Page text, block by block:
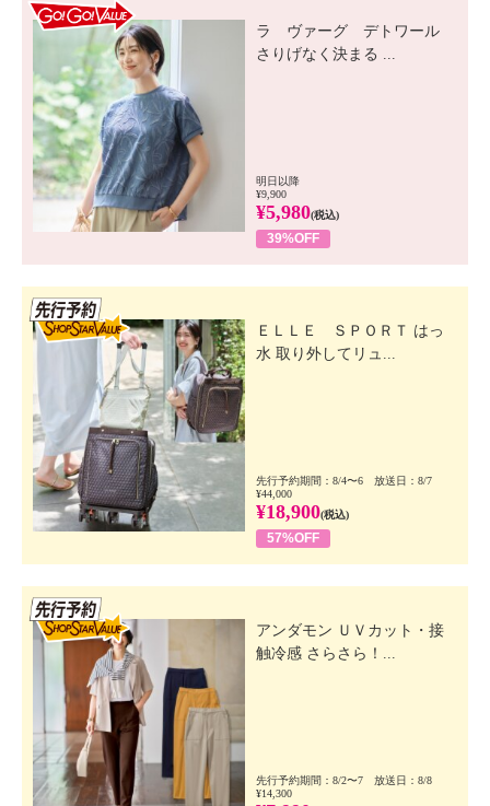
ラ ヴァーグ デトワール
さりげなく決まる ...
明日以降
¥9,900
¥5,980(税込)
39%OFF
ＥＬＬＥ ＳＰＯＲＴ はっ
水 取り外してリュ...
先行予約期間：8/4〜6 放送日：8/7
¥44,000
¥18,900(税込)
57%OFF
アンダモン ＵＶカット・接
触冷感 さらさら！...
先行予約期間：8/2〜7 放送日：8/8
¥14,300